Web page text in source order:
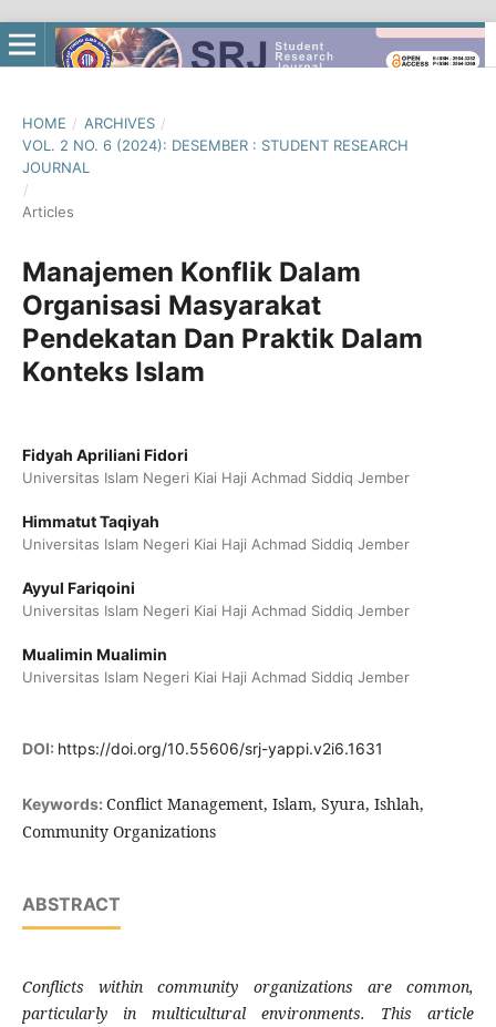
HOME / ARCHIVES /
VOL. 2 NO. 6 (2024): DESEMBER : STUDENT RESEARCH
JOURNAL
/
Articles
Manajemen Konflik Dalam
Organisasi Masyarakat
Pendekatan Dan Praktik Dalam
Konteks Islam
Fidyah Apriliani Fidori
Universitas Islam Negeri Kiai Haji Achmad Siddiq Jember
Himmatut Taqiyah
Universitas Islam Negeri Kiai Haji Achmad Siddiq Jember
Ayyul Fariqoini
Universitas Islam Negeri Kiai Haji Achmad Siddiq Jember
Mualimin Mualimin
Universitas Islam Negeri Kiai Haji Achmad Siddiq Jember
DOI: https://doi.org/10.55606/srj-yappi.v2i6.1631
Keywords: Conflict Management, Islam, Syura, Ishlah,
Community Organizations
ABSTRACT
Conflicts within community organizations are common,
particularly in multicultural environments. This article